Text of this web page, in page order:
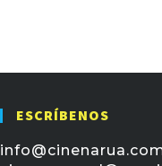
ESCRÍBENOS